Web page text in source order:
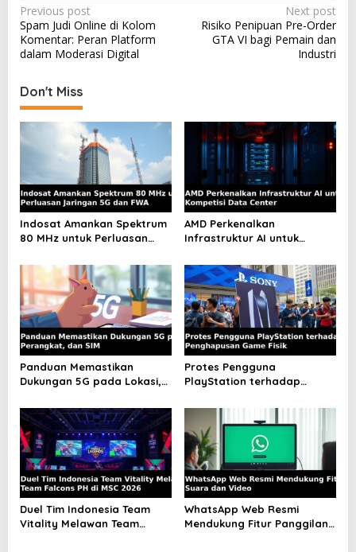
P
o
s
t
n
a
v
g
a
t
i
o
n
Previous post
Spam Judi Online di Kolom
Komentar: Peran Platform
dalam Moderasi Digital
Next post
Risiko Penipuan Pre-Order
GTA VI bagi Pemain dan
Industri
Don't Miss
Indosat Amankan Spektrum
80 MHz untuk Perluasan
AMD Perkenalkan
Infrastruktur AI untuk
Panduan Memastikan
Dukungan 5G pada Lokasi,
Protes Pengguna
PlayStation terhadap
Duel Tim Indonesia Team
Vitality Melawan Team
WhatsApp Web Resmi
Mendukung Fitur Panggilan